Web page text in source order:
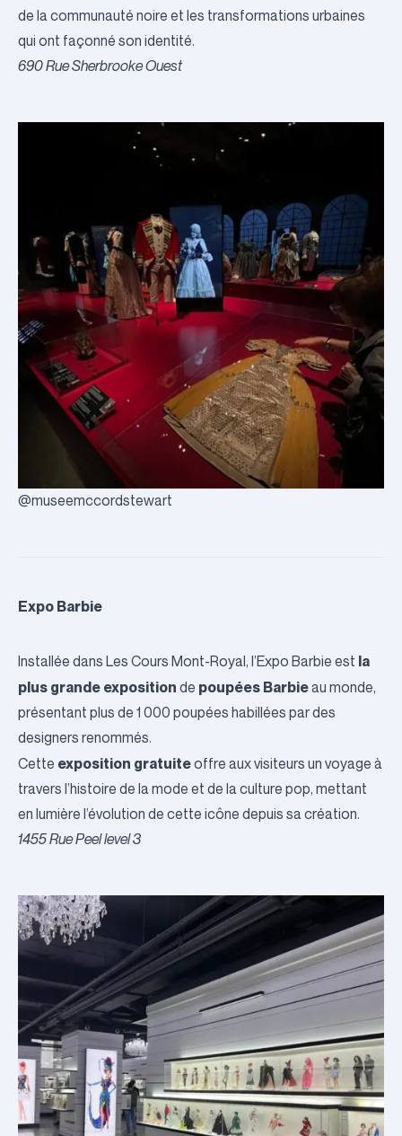
de la communauté noire et les transformations urbaines
qui ont façonné son identité.
690 Rue Sherbrooke Ouest
@museemccordstewart
Expo Barbie
Installée dans Les Cours Mont-Royal, l’Expo Barbie est la
plus grande exposition de poupées Barbieau monde,
présentant plus de 1 000 poupées habillées par des
designers renommés.
Cette exposition gratuiteoffre aux visiteurs un voyage à
travers l’histoire de la mode et de la culture pop, mettant
en lumière l’évolution de cette icône depuis sa création.
1455 Rue Peel level 3